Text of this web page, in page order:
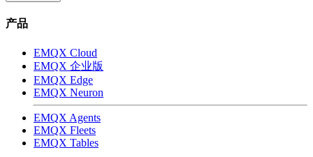
产品
EMQX Cloud
EMQX 企业版
EMQX Edge
EMQX Neuron
EMQX Agents
EMQX Fleets
EMQX Tables